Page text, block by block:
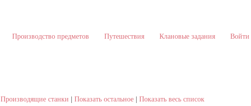
Производство предметов Путешествия Клановые задания Войти
Производящие станки Показать остальное Показать весь список